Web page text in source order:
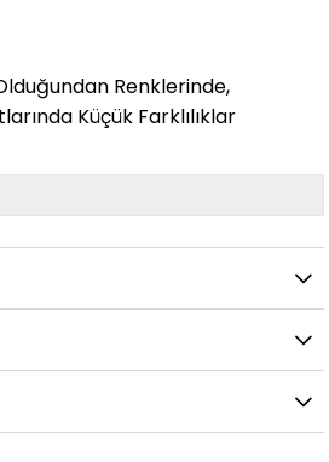
Renklerinde,
Küçük Farklılıklar